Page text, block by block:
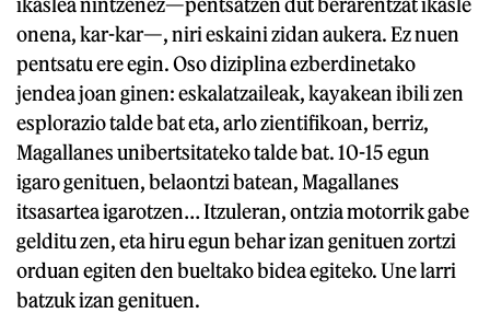
onena, kar-kar—, niri eskaini zidan aukera. Ez nuen
pentsatu ere egin. Oso diziplina ezberdinetako
jendea joan ginen: eskalatzaileak, kayakean ibili zen
esplorazio talde bat eta, arlo zientifikoan, berriz,
Magallanes unibertsitateko talde bat. 10-15 egun
igaro genituen, belaontzi batean, Magallanes
itsasartea igarotzen… Itzuleran, ontzia motorrik gabe
gelditu zen, eta hiru egun behar izan genituen zortzi
orduan egiten den bueltako bidea egiteko. Une larri
batzuk izan genituen.